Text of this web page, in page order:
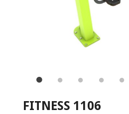
FITNESS 1106